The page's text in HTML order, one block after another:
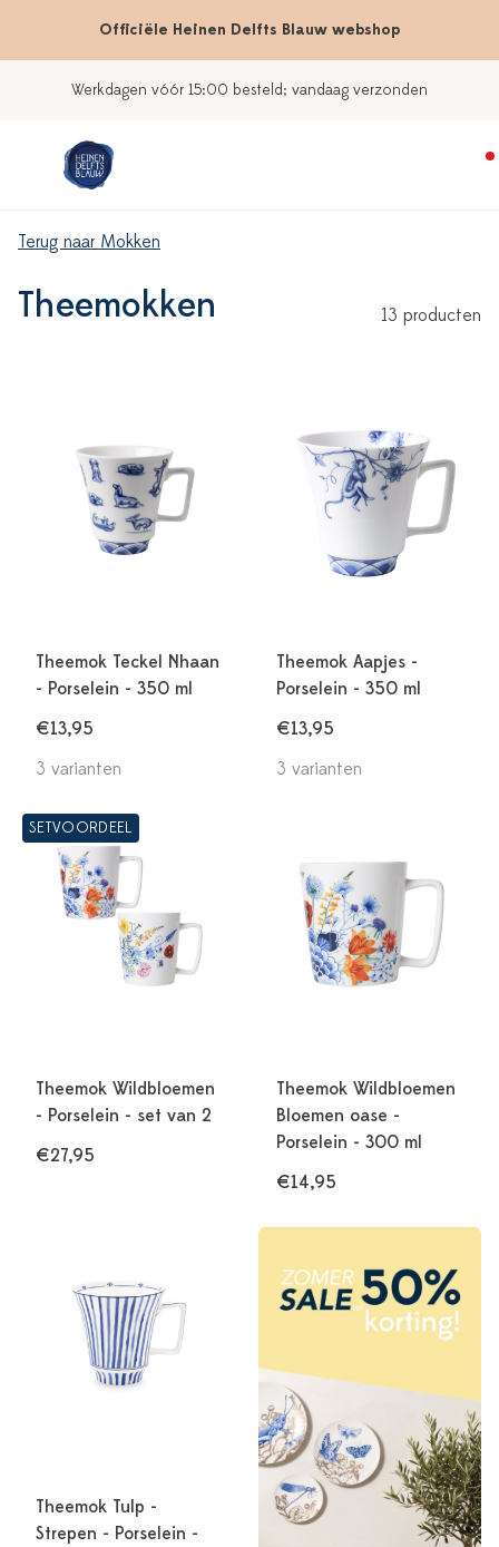
Officiële Heinen Delfts Blauw webshop
Werkdagen vóór 15:00 besteld; vandaag verzonden
Terug naar Mokken
Theemokken 13 producten
Theemok Teckel Nhaan
- Porselein - 350 ml
€13,95
3 varianten
Theemok Aapjes -
Porselein - 350 ml
€13,95
3 varianten
SETVOORDEEL
Theemok Wildbloemen
- Porselein - set van 2
€27,95
Theemok Wildbloemen
Bloemen oase -
Porselein - 300 ml
€14,95
Theemok Tulp -
Strepen - Porselein -